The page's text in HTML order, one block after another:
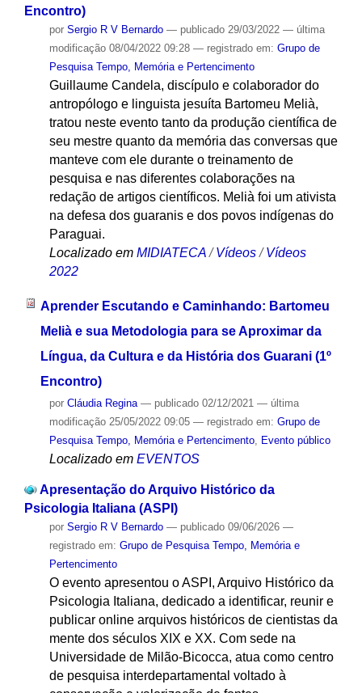
Encontro)
por Sergio R V Bernardo — publicado29/03/2022 — última
modificação08/04/2022 09:28 — registrado em: Grupo de
Pesquisa Tempo, Memória e Pertencimento
Guillaume Candela, discípulo e colaborador do
antropólogo e linguista jesuíta Bartomeu Melià,
tratou neste evento tanto da produção científica de
seu mestre quanto da memória das conversas que
manteve com ele durante o treinamento de
pesquisa e nas diferentes colaborações na
redação de artigos científicos. Melià foi um ativista
na defesa dos guaranis e dos povos indígenas do
Paraguai.
Localizado em MIDIATECA /Vídeos /Vídeos
2022
Aprender Escutando e Caminhando: Bartomeu
Melià e sua Metodologia para se Aproximar da
Língua, da Cultura e da História dos Guarani (1º
Encontro)
por Cláudia Regina — publicado02/12/2021 — última
modificação25/05/2022 09:05 — registrado em: Grupo de
Pesquisa Tempo, Memória e Pertencimento, Evento público
Localizado em EVENTOS
Apresentação do Arquivo Histórico da
Psicologia Italiana (ASPI)
por Sergio R V Bernardo — publicado09/06/2026 —
registrado em: Grupo de Pesquisa Tempo, Memória e
Pertencimento
O evento apresentou o ASPI, Arquivo Histórico da
Psicologia Italiana, dedicado a identificar, reunir e
publicar online arquivos históricos de cientistas da
mente dos séculos XIX e XX. Com sede na
Universidade de Milão-Bicocca, atua como centro
de pesquisa interdepartamental voltado à